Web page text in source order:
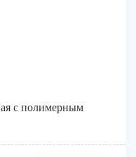
с полимерным